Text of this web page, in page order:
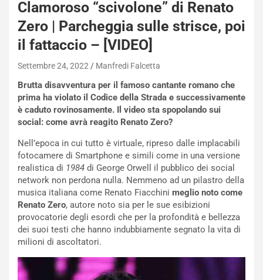
Clamoroso “scivolone” di Renato
Zero | Parcheggia sulle strisce, poi
il fattaccio – [VIDEO]
Settembre 24, 2022 Manfredi Falcetta
Brutta disavventura per il famoso cantante romano che
prima ha violato il Codice della Strada e successivamente
è caduto rovinosamente. Il video sta spopolando sui
social: come avrà reagito Renato Zero?
Nell’epoca in cui tutto è virtuale, ripreso dalle implacabili
fotocamere di Smartphone e simili come in una versione
realistica di 1984 di George Orwell il pubblico dei social
network non perdona nulla. Nemmeno ad un pilastro della
musica italiana come Renato Fiacchini meglio noto come
Renato Zero, autore noto sia per le sue esibizioni
provocatorie degli esordi che per la profondità e bellezza
dei suoi testi che hanno indubbiamente segnato la vita di
milioni di ascoltatori.
NOTIZIE
N
s
s
a
n